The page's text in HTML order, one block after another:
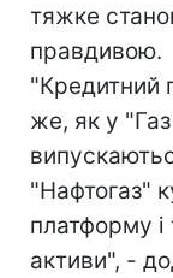
тяжке
правдивою.
"Кредитний
же, як у
"Нафтогаз"
платформу
активи", -